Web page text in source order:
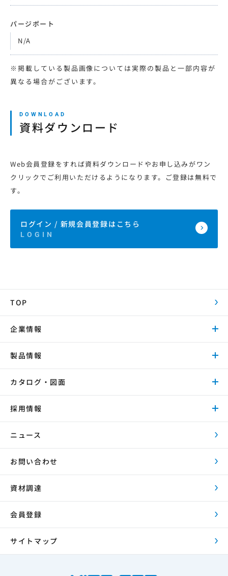
パージポート
N/A
※掲載している製品画像については実際の製品と一部内容が
異なる場合がございます。
資料ダウンロード
Web会員登録をすれば資料ダウンロードやお申し込みがワン
クリックでご利用いただけるようになります。ご登録は無料で
す。
ログイン / 新規会員登録はこちら
TOP
企業情報
製品情報
カタログ・図面
採用情報
ニュース
お問い合わせ
資材調達
会員登録
サイトマップ